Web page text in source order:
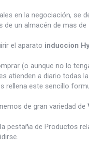
en la negociación, se
de un almacén de mas
el aparato induccion
(o aunque no lo
atienden a diario todas
rellena este sencillo
de gran variedad de
pestaña de Productos